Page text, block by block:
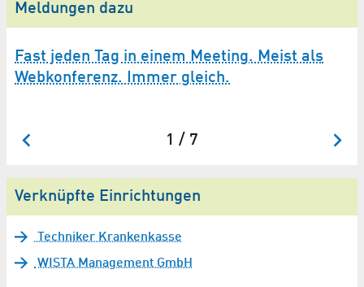
Meldungen dazu
Fast jeden Tag in einem Meeting. Meist als
Webkonferenz. Immer gleich.
1 / 7
Verknüpfte Einrichtungen
Techniker Krankenkasse
WISTA Management GmbH